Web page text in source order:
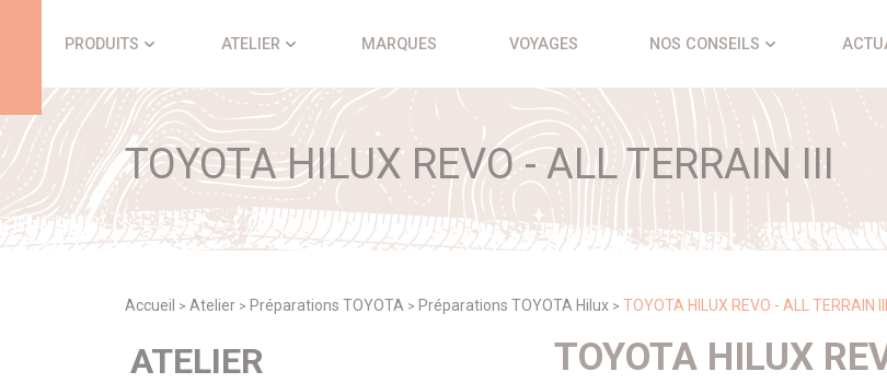
PRODUITS ATELIER MARQUES VOYAGES NOS CONSEILS
TOYOTA HILUX REVO - ALL TERRAIN III
Accueil > Atelier > Préparations TOYOTA > Préparations TOYOTA Hilux > TOYOTA HILUX REVO - ALL TERRAIN III
ATELIER TOYOTA HILUX